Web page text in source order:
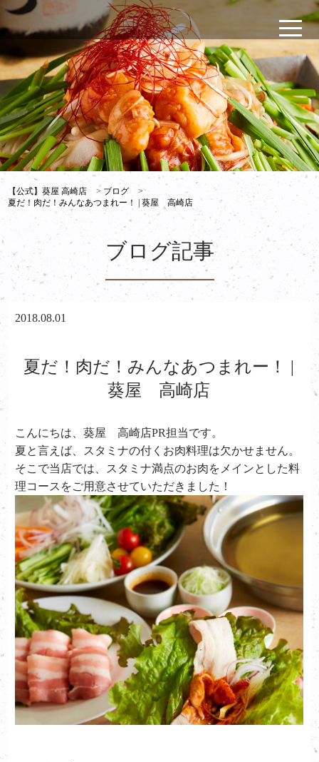
【公式】葵屋 高崎店 > ブログ
>
夏だ！肉だ！みんなあつまれー！ | 葵屋 高崎店
ブログ記事
2018.08.01
夏だ！肉だ！みんなあつまれー！ |
葵屋 高崎店
こんにちは、葵屋 高崎店PR担当です。
夏と言えば、スタミナの付くお肉料理は欠かせません。
そこで当店では、スタミナ満点のお肉をメインとした料
理コースをご用意させていただきました！